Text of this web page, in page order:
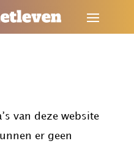
van deze website
er geen